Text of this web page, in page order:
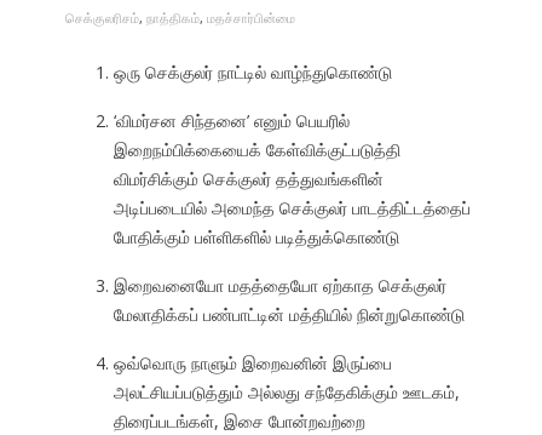
செக்குலரிசம், நாத்திகம், மதச்சார்பின்மை
ஒரு செக்குலர் நாட்டில் வாழ்ந்துகொண்டு
‘விமர்சன சிந்தனை’ எனும் பெயரில்
இறைநம்பிக்கையைக் கேள்விக்குட்படுத்தி
விமர்சிக்கும் செக்குலர் தத்துவங்களின்
அடிப்படையில் அமைந்த செக்குலர் பாடத்திட்டத்தைப்
போதிக்கும் பள்ளிகளில் படித்துக்கொண்டு
இறைவனையோ மதத்தையோ ஏற்காத செக்குலர்
மேலாதிக்கப் பண்பாட்டின் மத்தியில் நின்றுகொண்டு
ஒவ்வொரு நாளும் இறைவனின் இருப்பை
அலட்சியப்படுத்தும் அல்லது சந்தேகிக்கும் ஊடகம்,
திரைப்படங்கள், இசை போன்றவற்றை